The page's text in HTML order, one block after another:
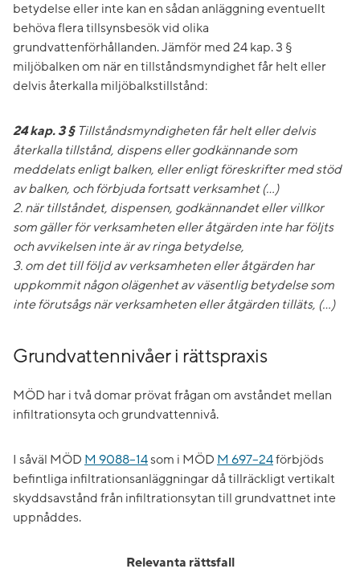
betydelse eller inte kan en sådan anläggning eventuellt
behöva flera tillsynsbesök vid olika
grundvattenförhållanden. Jämför med 24 kap. 3 §
miljöbalken om när en tillståndsmyndighet får helt eller
delvis återkalla miljöbalkstillstånd:
24 kap. 3 §Tillståndsmyndigheten får helt eller delvis
återkalla tillstånd, dispens eller godkännande som
meddelats enligt balken, eller enligt föreskrifter med stöd
av balken, och förbjuda fortsatt verksamhet (…)
2. när tillståndet, dispensen, godkännandet eller villkor
som gäller för verksamheten eller åtgärden inte har följts
och avvikelsen inte är av ringa betydelse,
3. om det till följd av verksamheten eller åtgärden har
uppkommit någon olägenhet av väsentlig betydelse som
inte förutsågs när verksamheten eller åtgärden tilläts, (…)
Grundvattennivåer i rättspraxis
MÖD har i två domar prövat frågan om avståndet mellan
infiltrationsyta och grundvattennivå.
I såväl MÖD M 9088–14som i MÖD M 697–24förbjöds
befintliga infiltrationsanläggningar då tillräckligt vertikalt
skyddsavstånd från infiltrationsytan till grundvattnet inte
uppnåddes.
Relevanta rättsfall